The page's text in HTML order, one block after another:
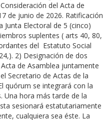
del Acta de
de junio de 2026. Ratificación
Electoral de 5 (cinco)
suplentes ( arts 40, 80,
del Estatuto Social
2) Designación de dos
de Asamblea juntamente
Secretario de Actas de la
quórum se integrará con la
Una hora más tarde de la
sesionará estatutariamente
cualquiera sea éste. La